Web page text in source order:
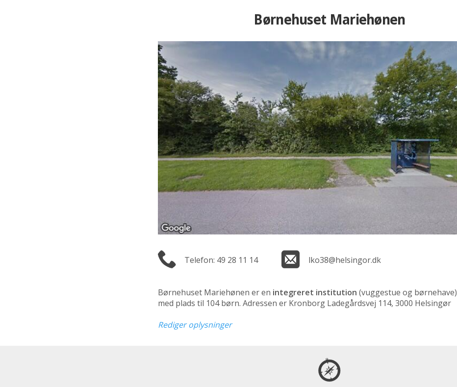
Børnehuset Mariehønen
Telefon: 49 28 11 14 lko38@helsingor.dk
Børnehuset Mariehønen er en integreret institution (vuggestue og børnehave)
med plads til 104 børn. Adressen er Kronborg Ladegårdsvej 114, 3000 Helsingør
Rediger oplysninger